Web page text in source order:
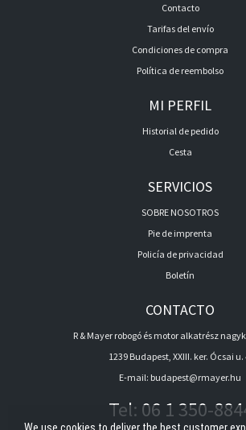
Contacto
Tarifas del envío
Condiciones de compra
Política de reembolso
MI PERFIL
Historial de pedido
Cesta
SERVICIOS
SOBRE NOSOTROS
Pie de imprenta
Policía de privacidad
Boletín
CONTACTO
R & Mayer robogó és motor alkatrész
1239 Budapest, XXIII. ker. Ócsai u.
E-mail: budapest@rmayer.hu
Tel: 06 1 350-